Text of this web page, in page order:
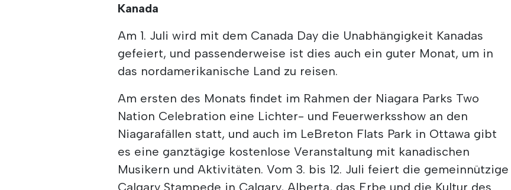
Kanada
Am 1. Juli wird mit dem Canada Day die Unabhängigkeit Kanadas
gefeiert, und passenderweise ist dies auch ein guter Monat, um in
das nordamerikanische Land zu reisen.
Am ersten des Monats findet im Rahmen der Niagara Parks Two
Nation Celebration eine Lichter- und Feuerwerksshow an den
Niagarafällen statt, und auch im LeBreton Flats Park in Ottawa gibt
es eine ganztägige kostenlose Veranstaltung mit kanadischen
Musikern und Aktivitäten. Vom 3. bis 12. Juli feiert die gemeinnützige
Calgary Stampede in Calgary, Alberta, das Erbe und die Kultur des